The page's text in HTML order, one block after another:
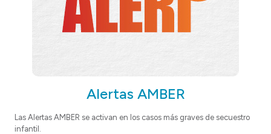
Alertas AMBER
Las Alertas AMBER se activan en los casos más graves de secuestro
infantil.